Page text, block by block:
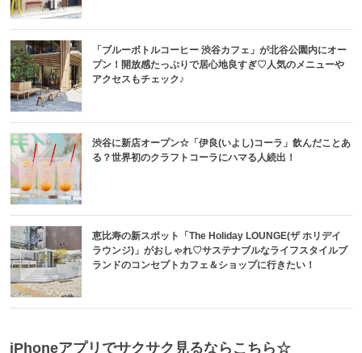
「ブルーボトルコーヒー 渋谷カフェ」が北谷公園内にオー
プン！開放感たっぷりで居心地良すぎ♡人気のメニューや
アクセスもチェック♪
渋谷に新店オープン☆「伊良(いよし)コーラ」飲んだことあ
る？世界初のクラフトコーラにハマる人続出！
恵比寿の新スポット「The Holiday LOUNGE(ザ ホリデイ
ラウンジ)」がおしゃれ♡サステナブルなライフスタイルブ
ランドのコンセプトカフェ＆ショップに行きたい！
iPhoneアプリでサクサク見るならこちら☆